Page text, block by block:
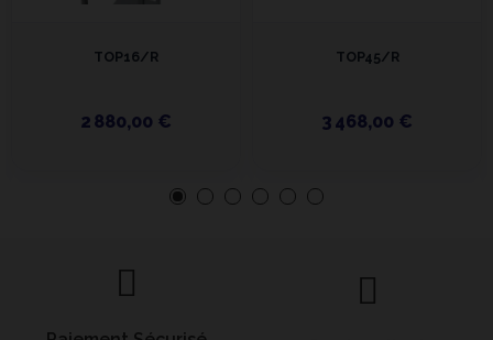
TOP16/R
2 880,00 €
TOP45/R
3 468,00 €